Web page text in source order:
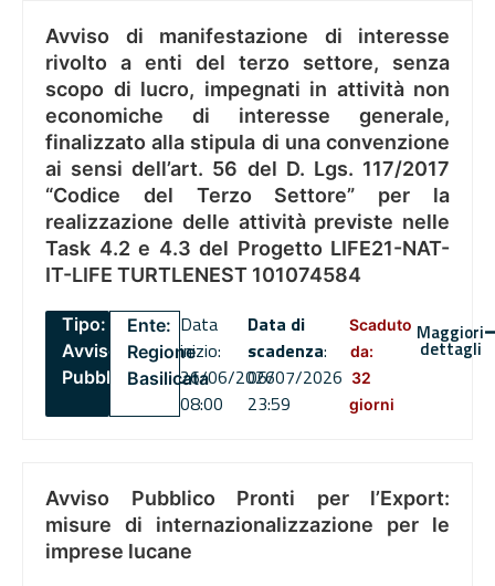
Avviso di manifestazione di interesse
rivolto a enti del terzo settore, senza
scopo di lucro, impegnati in attività non
economiche di interesse generale,
finalizzato alla stipula di una convenzione
ai sensi dell’art. 56 del D. Lgs. 117/2017
“Codice del Terzo Settore” per la
realizzazione delle attività previste nelle
Task 4.2 e 4.3 del Progetto LIFE21-NAT-
IT-LIFE TURTLENEST 101074584
Tipo:
Avviso
Pubblico
Ente:
Regione
Basilicata
Data
inizio:
26/06/2026
08:00
Data di
scadenza:
06/07/2026
23:59
Scaduto
da:
32
giorni
Maggiori
dettagli
Avviso Pubblico Pronti per l’Export:
misure di internazionalizzazione per le
imprese lucane